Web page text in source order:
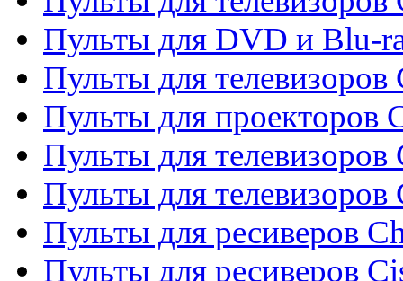
Пульты для DVD и Blu-
Пульты для телевизоров
Пульты для проекторов
Пульты для телевизоров
Пульты для телевизоров
Пульты для ресиверов
Пульты для ресиверов